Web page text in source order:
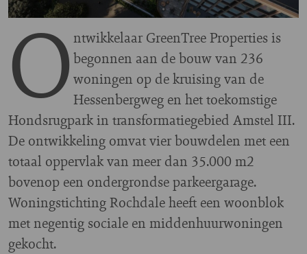
O ntwikkelaar GreenTree Properties is
begonnen aan de bouw van 236
woningen op de kruising van de
Hessenbergweg en het toekomstige
Hondsrugpark in transformatiegebied Amstel III.
De ontwikkeling omvat vier bouwdelen met een
totaal oppervlak van meer dan 35.000 m2
bovenop een ondergrondse parkeergarage.
Woningstichting Rochdale heeft een woonblok
met negentig sociale en middenhuurwoningen
gekocht.